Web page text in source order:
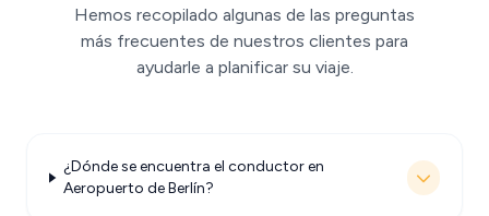
Hemos recopilado algunas de las preguntas
más frecuentes de nuestros clientes para
ayudarle a planificar su viaje.
¿Dónde se encuentra el conductor en
Aeropuerto de Berlín?